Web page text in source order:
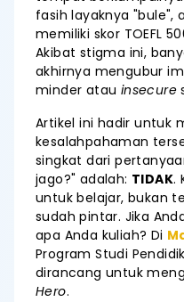
fasih layaknya "bule",
memiliki skor TOEFL
Akibat stigma ini,
akhirnya mengubur
minder atau insecure
Artikel ini hadir untuk
kesalahpahaman
singkat dari
jago?" adalah: TIDAK.
untuk belajar, bukan
sudah pintar. Jika
apa Anda kuliah? Di
Program Studi
dirancang untuk
Hero.